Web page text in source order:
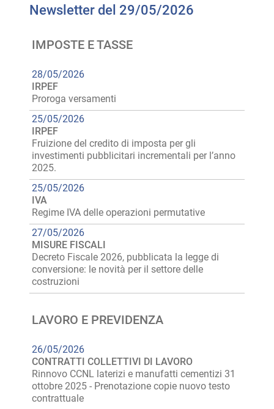
Newsletter del 29/05/2026
IMPOSTE E TASSE
28/05/2026
IRPEF
Proroga versamenti
25/05/2026
IRPEF
Fruizione del credito di imposta per gli
investimenti pubblicitari incrementali per l’anno
2025.
25/05/2026
IVA
Regime IVA delle operazioni permutative
27/05/2026
MISURE FISCALI
Decreto Fiscale 2026, pubblicata la legge di
conversione: le novità per il settore delle
costruzioni
LAVORO E PREVIDENZA
26/05/2026
CONTRATTI COLLETTIVI DI LAVORO
Rinnovo CCNL laterizi e manufatti cementizi 31
ottobre 2025 - Prenotazione copie nuovo testo
contrattuale